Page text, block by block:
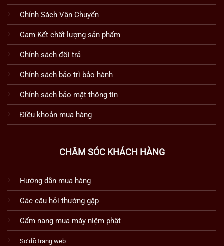
Chính Sách Vận Chuyển
Cam Kết chất lượng sản phẩm
Chính sách đổi trả
Chính sách bảo trì bảo hành
Chính sách bảo mật thông tin
Điều khoản mua hàng
CHĂM SÓC KHÁCH HÀNG
Hướng dẫn mua hàng
Các câu hỏi thường gặp
Cẩm nang mua máy niệm phật
Sơ đồ trang web